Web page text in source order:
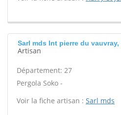
Sarl mds Int pierre du
Artisan
Département: 27
Pergola Soko -
Voir la fiche artisan : Sarl mds